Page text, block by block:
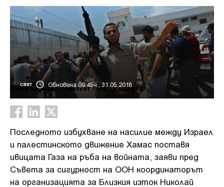
СВЯТ Обновена 09:45ч., 31.05.2018
Снимка:&nbsp;Guliver / Getty Images
Последното избухване на насилие между Израел
и палестинското движение Хамас поставя
ивицата Газа на ръба на войната, заяви пред
Съвета за сигурност на ООН координаторът
на организацията за Близкия изток Николай